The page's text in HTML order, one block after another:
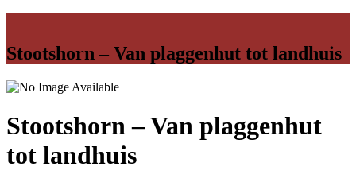
Stootshorn – Van plaggenhut tot landhuis
Stootshorn – Van plaggenhut
tot landhuis